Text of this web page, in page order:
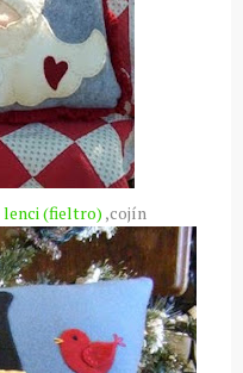
lenci(fieltro) ,cojín